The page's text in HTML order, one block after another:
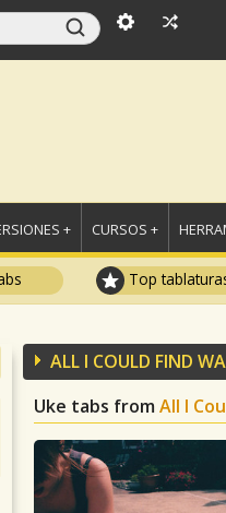
+ CURSOS +
Top
ALL I COULD FIND
Uke tabs fromAll I